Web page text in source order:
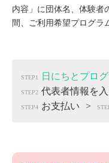
内容」に団体名、体験者
間、ご利用希望プログラ
STEP1 日にちとプロ
STEP2 代表者情報を入
STEP4 お支払い